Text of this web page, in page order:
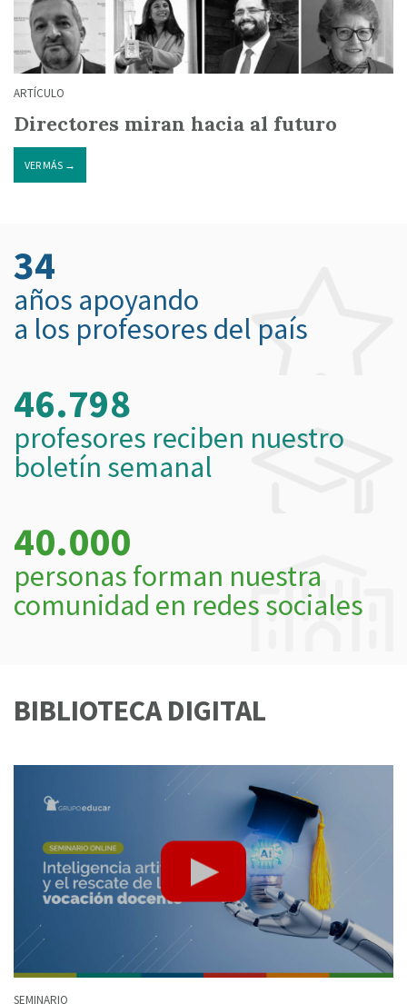
ARTÍCULO
Directores miran hacia al futuro
VER MÁS →
34
años apoyando
a los profesores del país
46.798
profesores reciben nuestro
boletín semanal
40.000
personas forman nuestra
comunidad en redes sociales
BIBLIOTECA DIGITAL
SEMINARIO